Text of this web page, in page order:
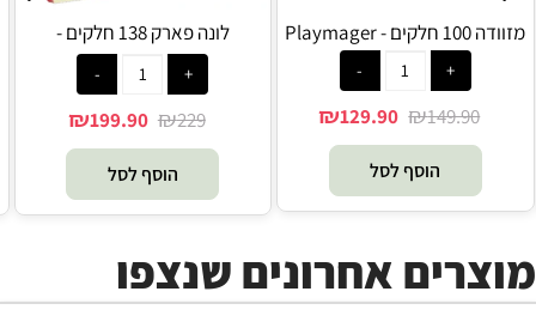
לונה פארק 138 חלקים -
Playmager
₪229
₪199.90
הוסף לסל
מזוודה 100 חלקים - Playmager
₪149.90
₪129.90
הוסף לסל
מוצרים אחרונים שנצפו